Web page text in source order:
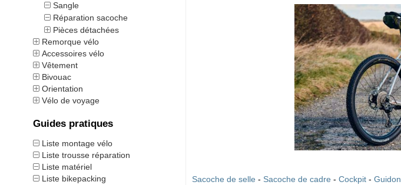
Sangle
Réparation sacoche
Pièces détachées
Remorque vélo
Accessoires vélo
Vêtement
Bivouac
Orientation
Vélo de voyage
Guides pratiques
Liste montage vélo
Liste trousse réparation
Liste matériel
Liste bikepacking
Sacoche de selle - Sacoche de cadre - Cockpit- Guidon